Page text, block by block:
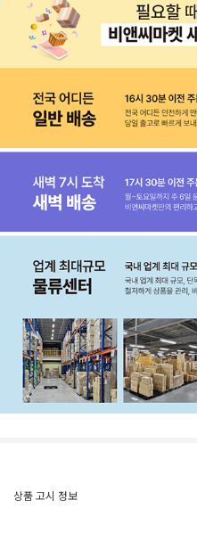
상품 고시 정보